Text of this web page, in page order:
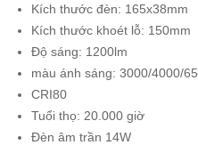
180.000₫.
Kích thước đèn: 165x38mm
Kích thước khoét lỗ: 150mm
Độ sáng: 1200lm
màu ánh sáng: 3000/4000/
CRI80
Tuổi thọ: 20.000 giờ
Đèn âm trần 14W